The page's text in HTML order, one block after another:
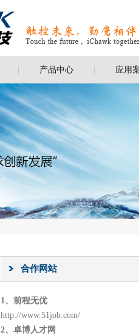
产品中心 应用
合作网站
1、前程无优
http://www.51job.com/
2、卓博人才网